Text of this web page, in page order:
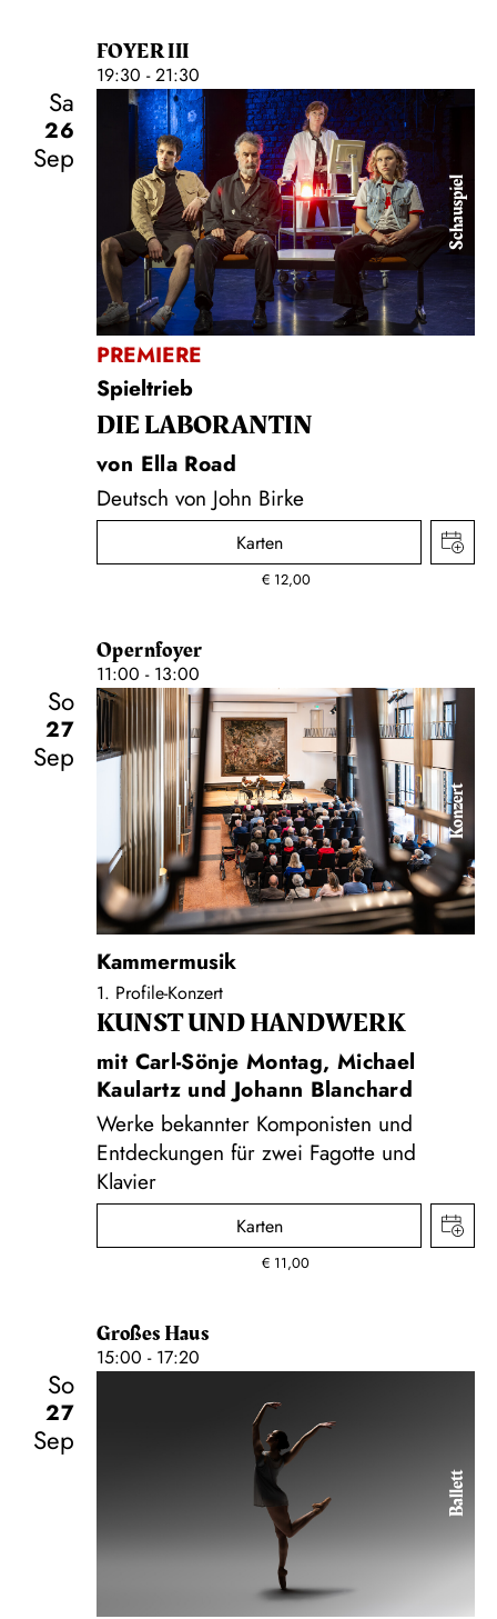
FOYER III
19:30 - 21:30
Sa
26
Sep
Schauspiel
PREMIERE
Spieltrieb
DIE LA­BO­RAN­TIN
von Ella Road
Deutsch von John Birke
Karten
€ 12,00
Opernfoyer
11:00 - 13:00
So
27
Sep
Konzert
Kammermusik
1. Profile-Konzert
KUNST UND HAND­WERK
mit Carl-Sönje Montag, Michael
Kaulartz und Johann Blanchard
Werke bekannter Komponisten und
Entdeckungen für zwei Fagotte und
Klavier
Karten
€ 11,00
Großes Haus
15:00 - 17:20
So
27
Sep
Ballett